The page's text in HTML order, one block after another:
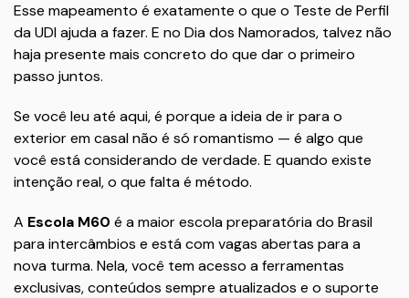
Esse mapeamento é exatamente o que o Teste de Perfil
da UDI ajuda a fazer. E no Dia dos Namorados, talvez não
haja presente mais concreto do que dar o primeiro
passo juntos.
Se você leu até aqui, é porque a ideia de ir para o
exterior em casal não é só romantismo — é algo que
você está considerando de verdade. E quando existe
intenção real, o que falta é método.
A Escola M60 é a maior escola preparatória do Brasil
para intercâmbios e está com vagas abertas para a
nova turma. Nela, você tem acesso a ferramentas
exclusivas, conteúdos sempre atualizados e o suporte